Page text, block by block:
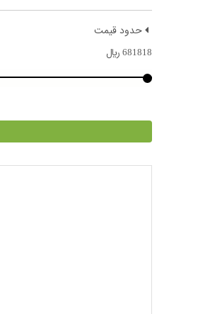
حدود قیمت
681818 ﷼